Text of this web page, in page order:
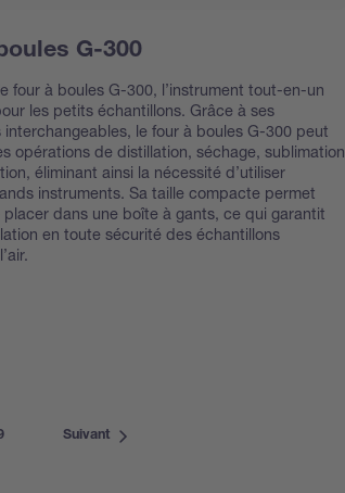
G-300
four à boules G-300, l’instrument tout-en-un
les petits échantillons. Grâce à ses
interchangeables, le four à boules G-300 peut
opérations de distillation, séchage, sublimation
éliminant ainsi la nécessité d’utiliser
instruments. Sa taille compacte permet
placer dans une boîte à gants, ce qui garantit
en toute sécurité des échantillons
Suivant